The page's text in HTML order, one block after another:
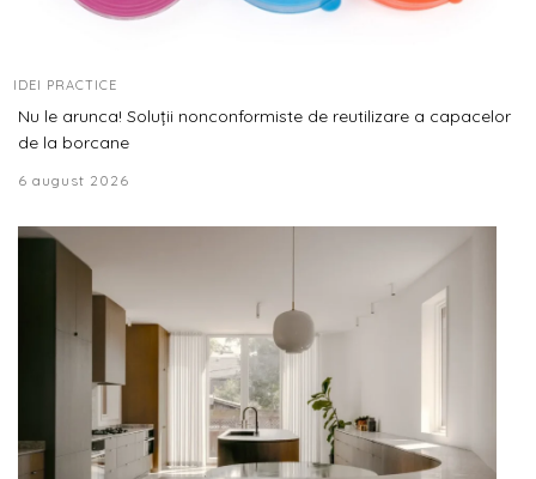
IDEI PRACTICE
Nu le arunca! Soluții nonconformiste de reutilizare a capacelor
de la borcane
6 august 2026